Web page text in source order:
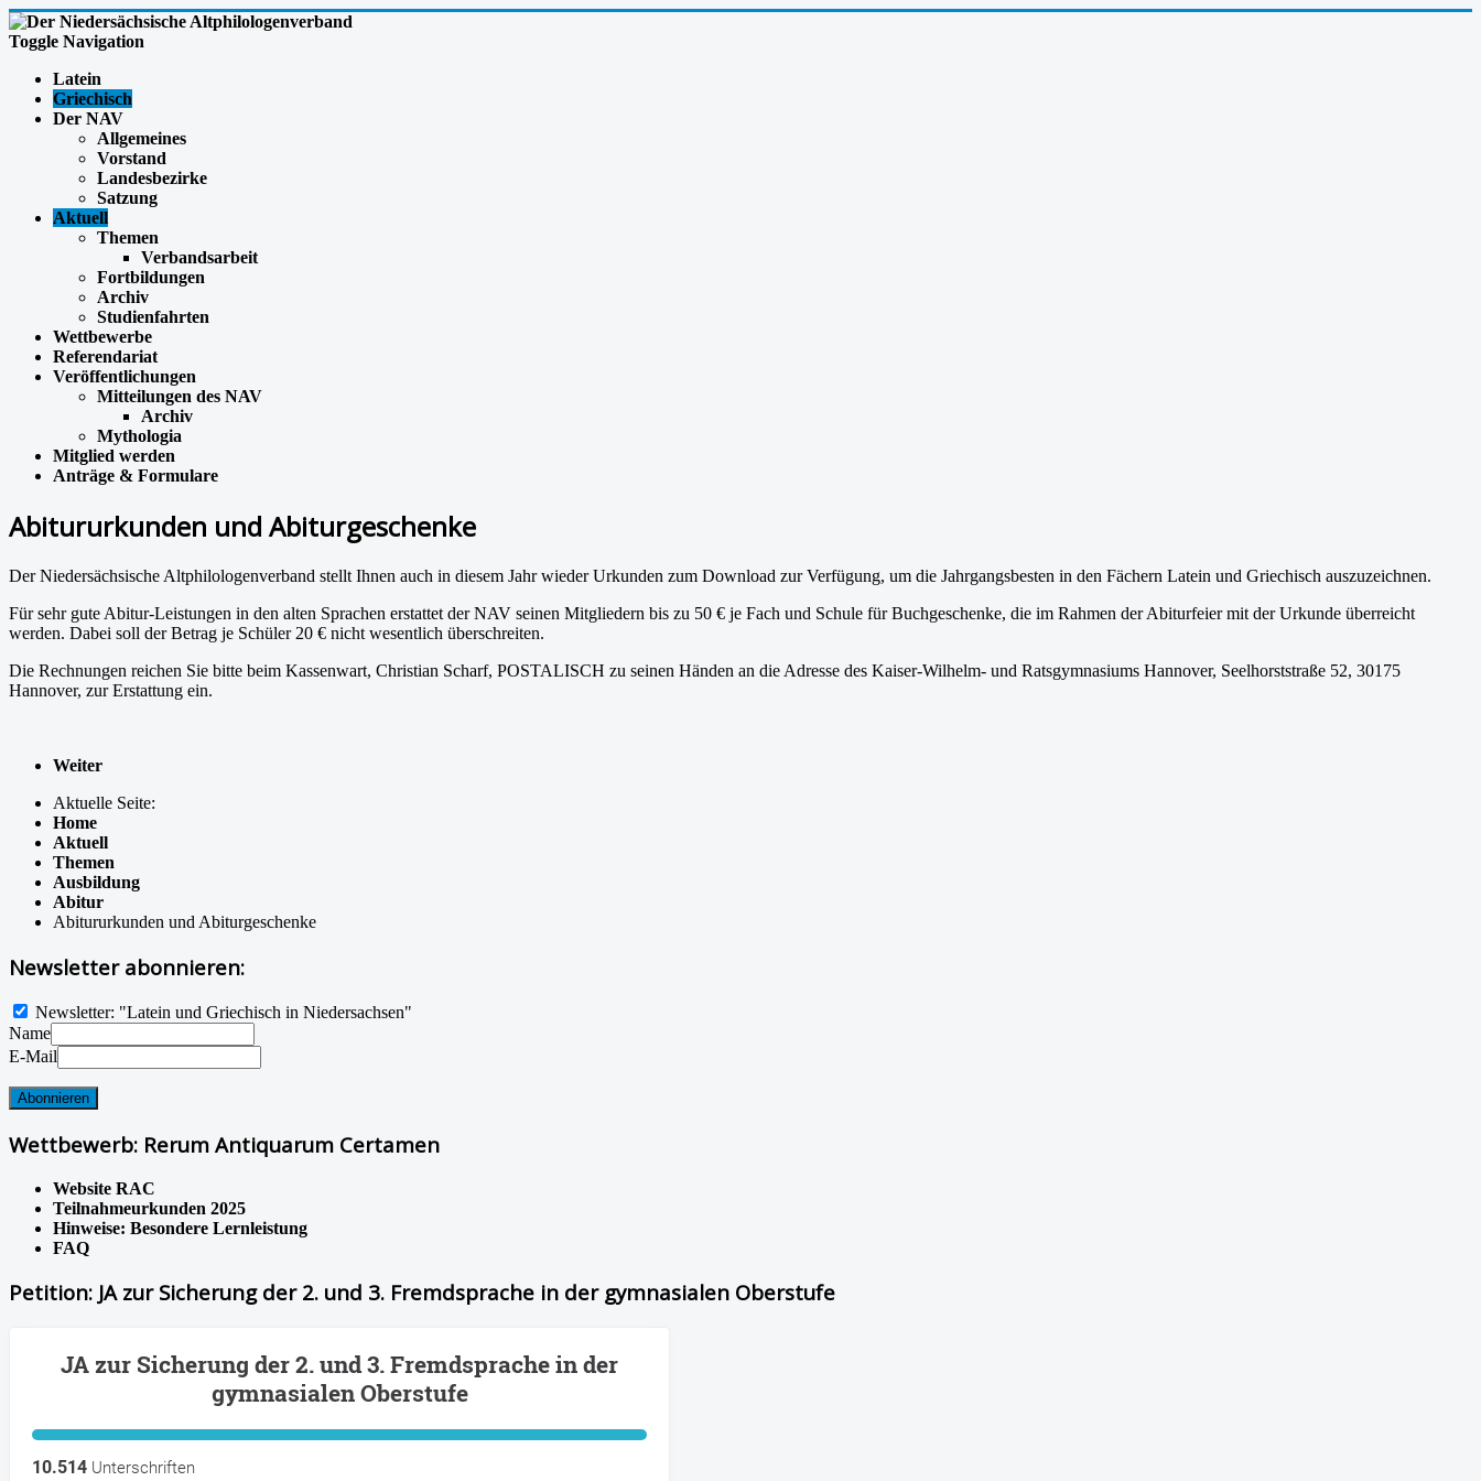
Toggle Navigation
Latein
Griechisch
Der NAV
Allgemeines
Vorstand
Landesbezirke
Satzung
Aktuell
Themen
Verbandsarbeit
Fortbildungen
Archiv
Studienfahrten
Wettbewerbe
Referendariat
Veröffentlichungen
Mitteilungen des NAV
Archiv
Mythologia
Mitglied werden
Anträge & Formulare
Abitururkunden und Abiturgeschenke
Der Niedersächsische Altphilologenverband stellt Ihnen auch in diesem Jahr wieder Urkunden zum Download zur Verfügung, um die Jahrgangsbesten in den Fächern Latein und Griechisch auszuzeichnen.
Für sehr gute Abitur-Leistungen in den alten Sprachen erstattet der NAV seinen Mitgliedern bis zu 50 € je Fach und Schule für Buchgeschenke, die im Rahmen der Abiturfeier mit der Urkunde überreicht
werden. Dabei soll der Betrag je Schüler 20 € nicht wesentlich überschreiten.
Die Rechnungen reichen Sie bitte beim Kassenwart, Christian Scharf, POSTALISCH zu seinen Händen an die Adresse des Kaiser-Wilhelm- und Ratsgymnasiums Hannover, Seelhorststraße 52, 30175
Hannover, zur Erstattung ein.
Weiter
Aktuelle Seite:
Home
Aktuell
Themen
Ausbildung
Abitur
Abitururkunden und Abiturgeschenke
Newsletter abonnieren:
Newsletter: "Latein und Griechisch in Niedersachsen"
Name
E-Mail
Wettbewerb: Rerum Antiquarum Certamen
Website RAC
Teilnahmeurkunden 2025
Hinweise: Besondere Lernleistung
FAQ
Petition: JA zur Sicherung der 2. und 3. Fremdsprache in der gymnasialen Oberstufe
JA zur Sicherung der 2. und 3. Fremdsprache in der
gymnasialen Oberstufe
10.514 Unterschriften